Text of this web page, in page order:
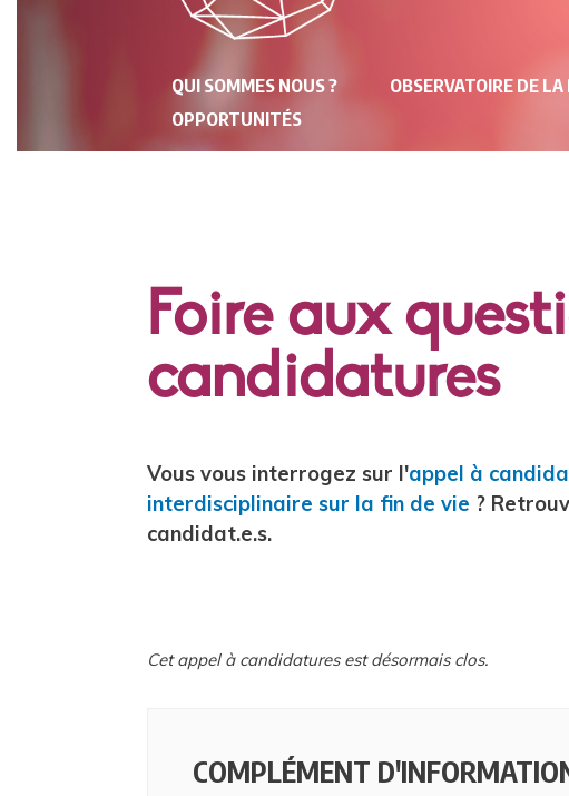
NAVIGATION
PRINCIPALE
QUI SOMMES NOUS ? OBSERVATOIRE DE LA
OPPORTUNITÉS
Foire aux
candidatures
Contenu
Vous vous interrogez sur l'appel à
interdisciplinaire sur la fin de vie ?
candidat.e.s.
Cet appel à candidatures est désormais clos.
COMPLÉMENT